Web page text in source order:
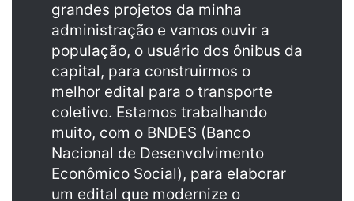
grandes projetos da minha
administração e vamos ouvir a
população, o usuário dos ônibus da
capital, para construirmos o
melhor edital para o transporte
coletivo. Estamos trabalhando
muito, com o BNDES (Banco
Nacional de Desenvolvimento
Econômico Social), para elaborar
um edital que modernize o